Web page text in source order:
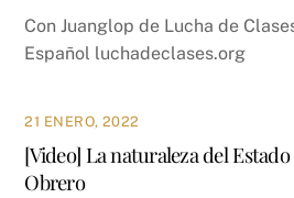
Con Juanglop de Lucha de
Español luchadeclases.org
21 ENERO, 2022
[Video] La naturaleza del
Obrero